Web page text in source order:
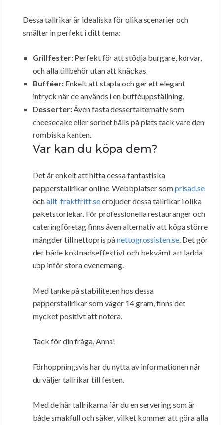
Dessa tallrikar är idealiska för olika scenarier och
smälter in perfekt i ditt tema:
Grillfester: Perfekt för att stödja burgare, korvar,
och alla tillbehör utan att knäckas.
Bufféer: Enkelt att stapla och ger ett elegant
intryck när de används i en bufféuppställning.
Desserter:Även fasta dessertalternativ som
cheesecake eller sorbet hålls på plats tack vare den
rombiska kanten.
Var kan du köpa dem?
Det är enkelt att hitta dessa fantastiska
papperstallrikar online. Webbplatser somprisad.se
ochallt-fraktfritt.seerbjuder dessa tallrikar i olika
paketstorlekar. För professionella restauranger och
cateringföretag finns även alternativ att köpa större
mängder till nettopris pånettogrossisten.se. Det gör
det både kostnadseffektivt och bekvämt att ladda
upp inför stora evenemang.
Med tanke på stabiliteten hos dessa
papperstallrikar som väger 14 gram, finns det
mycket positivt att notera.
Tack för din fråga, Anna!
Förhoppningsvis har du nytta av informationen när
du väljer tallrikar till festen.
Med de här tallrikarna får du en servering som är
både smakfull och säker, vilket kommer att göra alla